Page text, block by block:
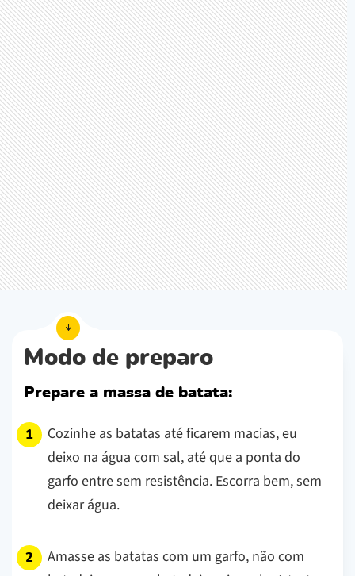
Modo de preparo
Prepare a massa de batata:
Cozinhe as batatas até ficarem macias, eu
deixo na água com sal, até que a ponta do
garfo entre sem resistência. Escorra bem, sem
deixar água.
Amasse as batatas com um garfo, não com